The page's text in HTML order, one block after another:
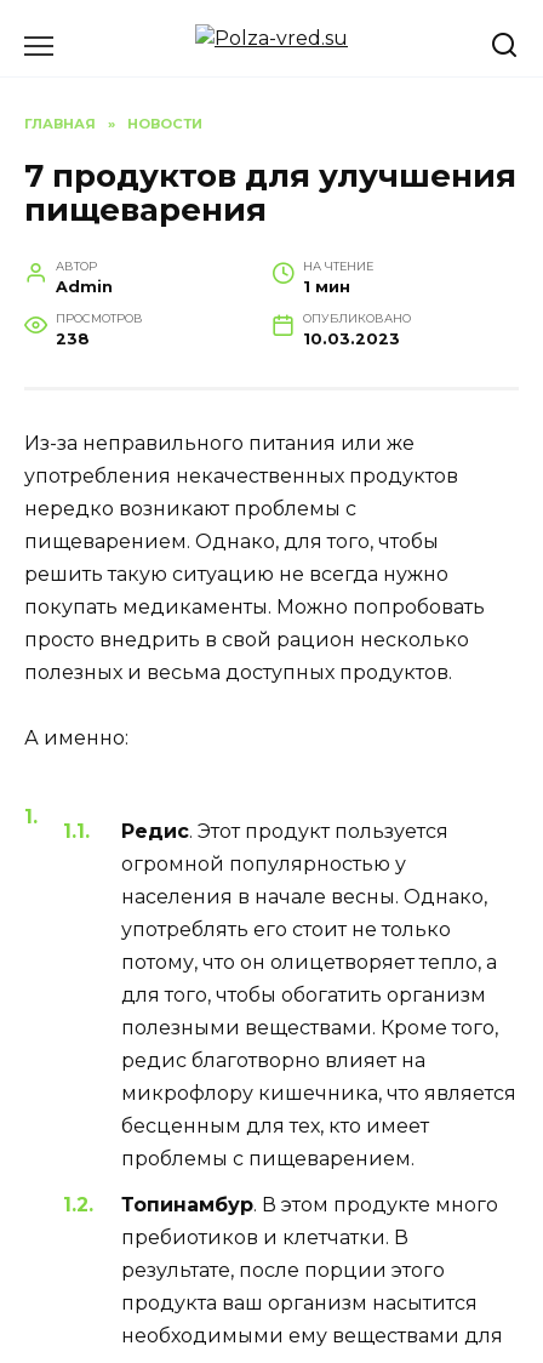
ГЛАВНАЯ » НОВОСТИ
7 продуктов для улучшения
пищеварения
АВТОР
Admin
НА ЧТЕНИЕ
1 мин
ПРОСМОТРОВ
238
ОПУБЛИКОВАНО
10.03.2023
Из-за неправильного питания или же
употребления некачественных продуктов
нередко возникают проблемы с
пищеварением. Однако, для того, чтобы
решить такую ситуацию не всегда нужно
покупать медикаменты. Можно попробовать
просто внедрить в свой рацион несколько
полезных и весьма доступных продуктов.
А именно:
Редис. Этот продукт пользуется
огромной популярностью у
населения в начале весны. Однако,
употреблять его стоит не только
потому, что он олицетворяет тепло, а
для того, чтобы обогатить организм
полезными веществами. Кроме того,
редис благотворно влияет на
микрофлору кишечника, что является
бесценным для тех, кто имеет
проблемы с пищеварением.
Топинамбур. В этом продукте много
пребиотиков и клетчатки. В
результате, после порции этого
продукта ваш организм насытится
необходимыми ему веществами для